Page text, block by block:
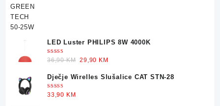
LED Luster PHILIPS 8W 4000K
Ocjenjeno
5.00od 5
36,90KM Original
was:
29,90 KM
is:
Dječje Wirelles Slušalice CAT STN-28
Ocjenjeno
5.00od 5
33,90 KM